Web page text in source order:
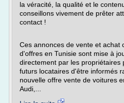
la véracité, la qualité et le
conseillons vivement de prêter
contact !
Ces annonces de vente et achat
d'offres en Tunisie sont mise à
directement par les propriétaires
futurs locataires d'être informés
nouvelle offre vente de voitures
Audi,...